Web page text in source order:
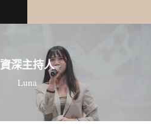
資深主持人
Luna